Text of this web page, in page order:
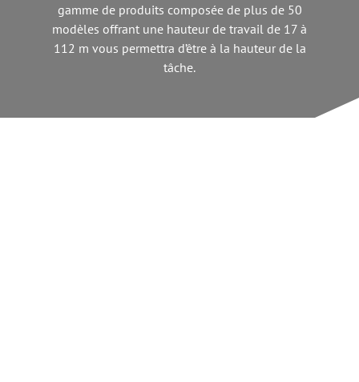
gamme de produits composée de plus de 50
modèles offrant une hauteur de travail de 17 à
112 m vous permettra d’être à la hauteur de la
tâche.